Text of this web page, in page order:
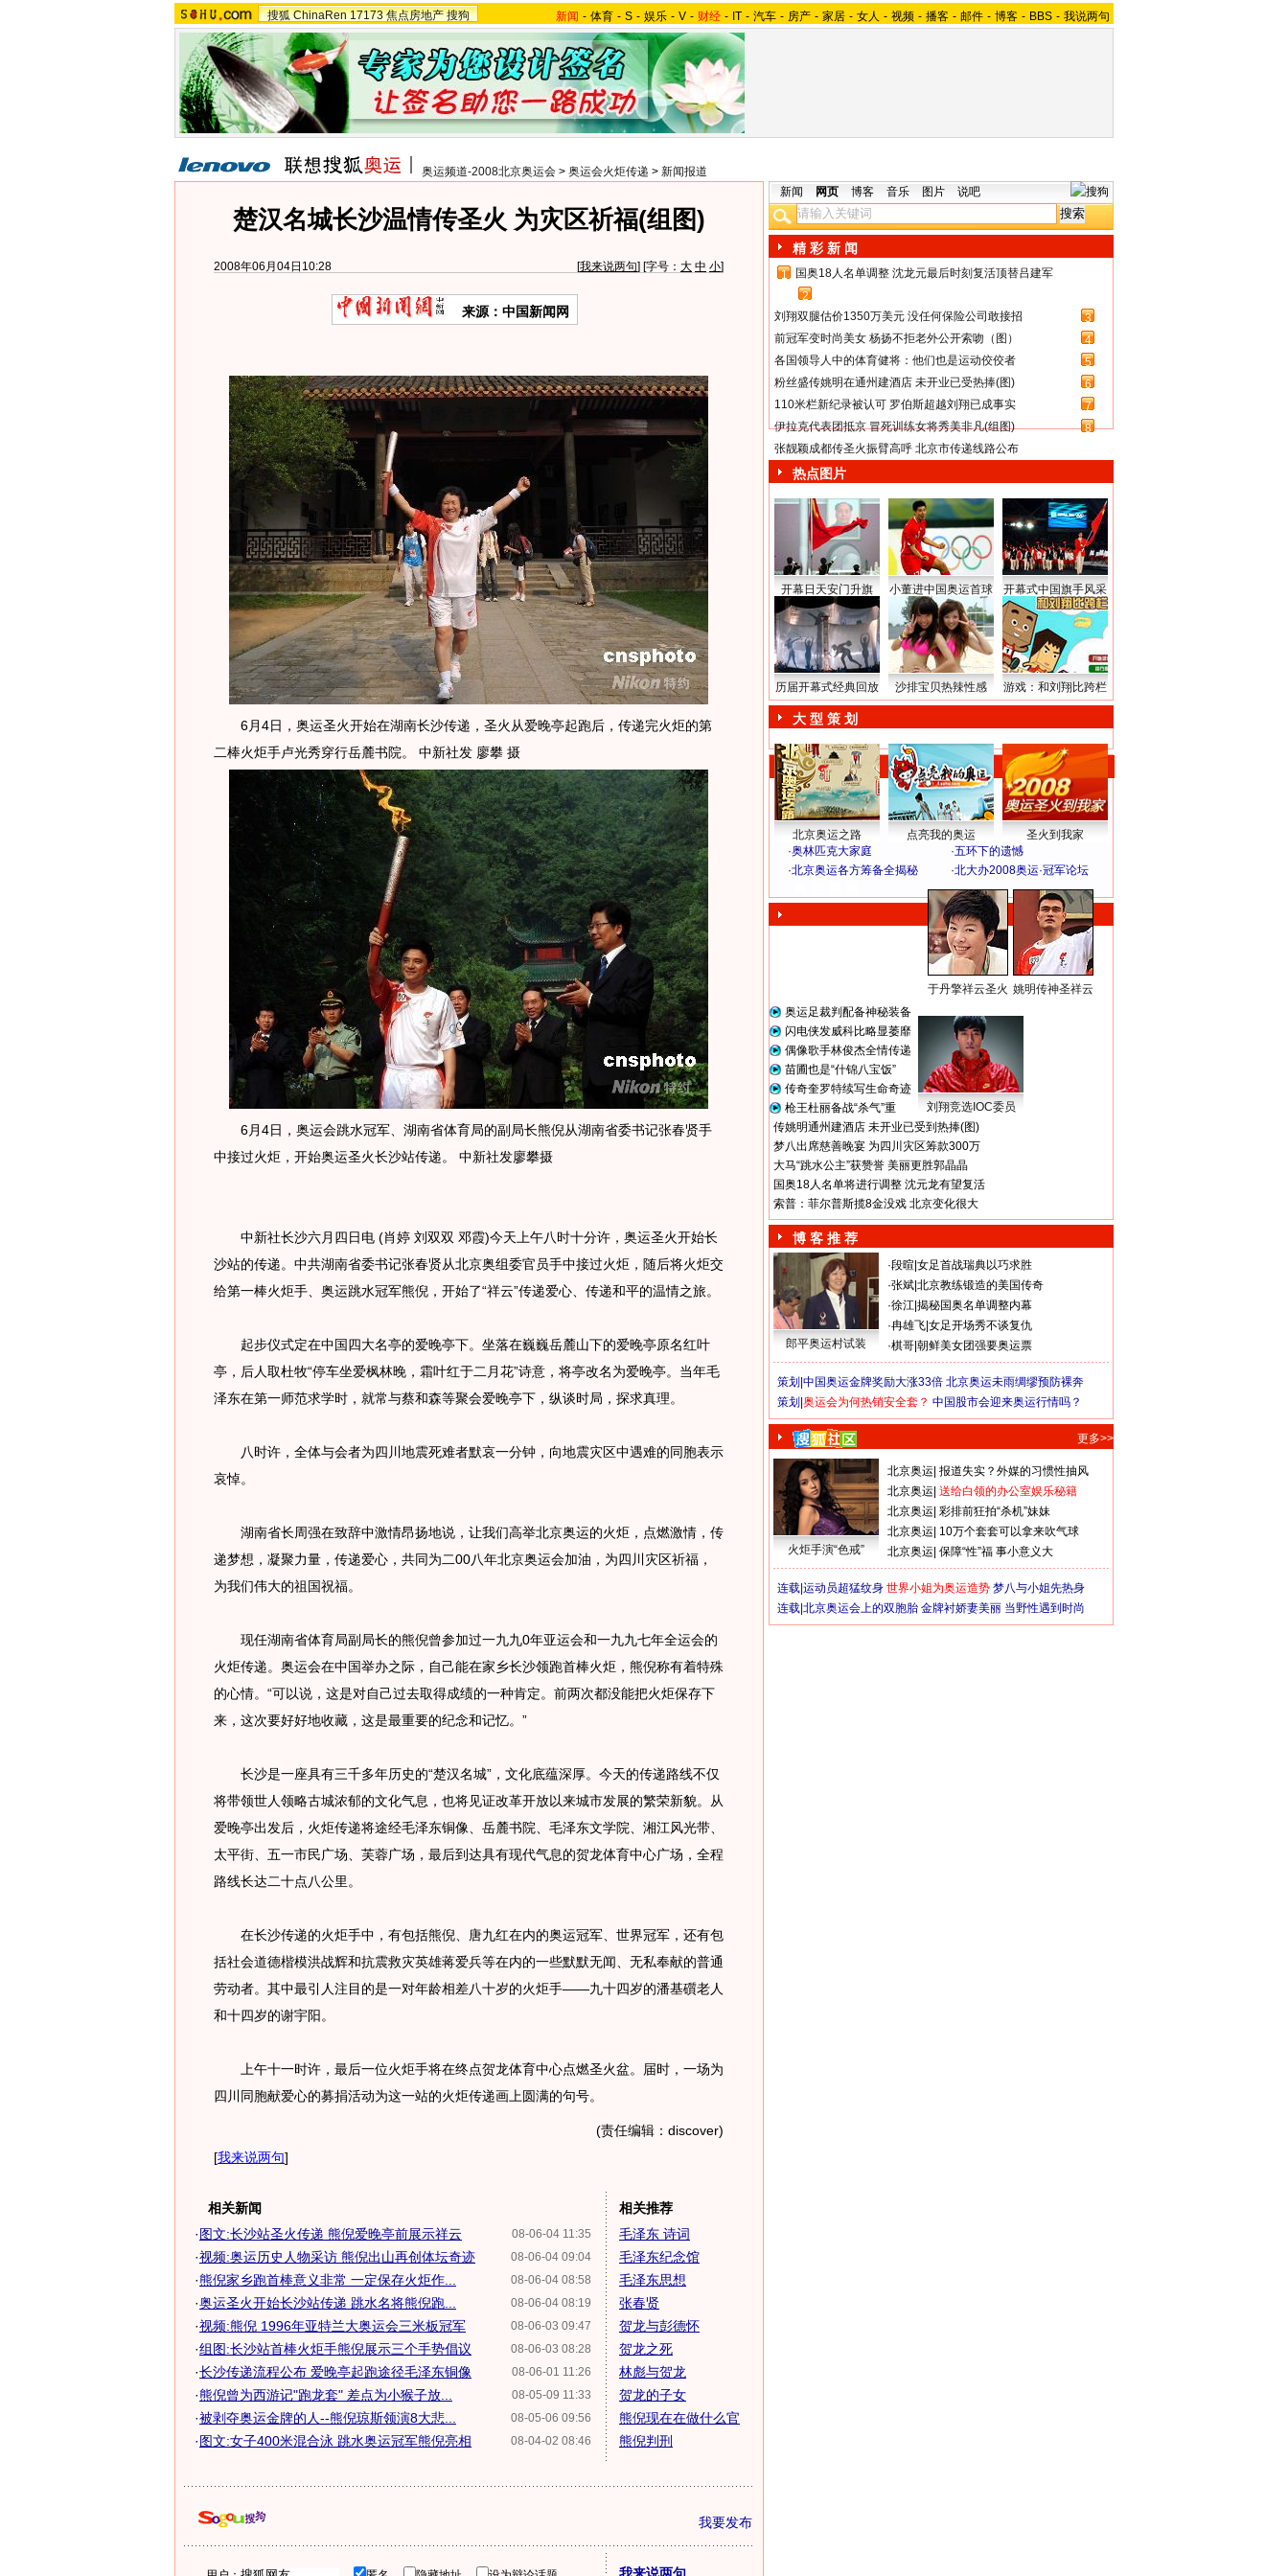
搜狐 ChinaRen 17173 焦点房地产 搜狗 新闻 - 体育 - S - 娱乐 - V - 财经 - IT - 汽车 - 房产 - 家居 - 女人 - 视频 - 播客 - 邮件 - 博客 - BBS - 我说两句
奥运频道-2008北京奥运会 > 奥运会火炬传递 > 新闻报道
楚汉名城长沙温情传圣火 为灾区祈福(组图)
2008年06月04日10:28 [我来说两句] [字号： 大 中 小]
来源：中国新闻网
6月4日，奥运圣火开始在湖南长沙传递，圣火从爱晚亭起跑后，传递完火炬的第
二棒火炬手卢光秀穿行岳麓书院。 中新社发 廖攀 摄
6月4日，奥运会跳水冠军、湖南省体育局的副局长熊倪从湖南省委书记张春贤手
中接过火炬，开始奥运圣火长沙站传递。 中新社发廖攀摄
中新社长沙六月四日电 (肖婷 刘双双 邓霞)今天上午八时十分许，奥运圣火开始长
沙站的传递。中共湖南省委书记张春贤从北京奥组委官员手中接过火炬，随后将火炬交
给第一棒火炬手、奥运跳水冠军熊倪，开始了“祥云”传递爱心、传递和平的温情之旅。
起步仪式定在中国四大名亭的爱晚亭下。 坐落在巍巍岳麓山下的爱晚亭原名红叶
亭，后人取杜牧“停车坐爱枫林晚，霜叶红于二月花”诗意，将亭改名为爱晚亭。当年毛
泽东在第一师范求学时，就常与蔡和森等聚会爱晚亭下，纵谈时局，探求真理。
八时许，全体与会者为四川地震死难者默哀一分钟，向地震灾区中遇难的同胞表示
哀悼。
湖南省长周强在致辞中激情昂扬地说，让我们高举北京奥运的火炬，点燃激情，传
递梦想，凝聚力量，传递爱心，共同为二00八年北京奥运会加油，为四川灾区祈福，
为我们伟大的祖国祝福。
现任湖南省体育局副局长的熊倪曾参加过一九九0年亚运会和一九九七年全运会的
火炬传递。奥运会在中国举办之际，自己能在家乡长沙领跑首棒火炬，熊倪称有着特殊
的心情。“可以说，这是对自己过去取得成绩的一种肯定。前两次都没能把火炬保存下
来，这次要好好地收藏，这是最重要的纪念和记忆。”
长沙是一座具有三千多年历史的“楚汉名城”，文化底蕴深厚。今天的传递路线不仅
将带领世人领略古城浓郁的文化气息，也将见证改革开放以来城市发展的繁荣新貌。从
爱晚亭出发后，火炬传递将途经毛泽东铜像、岳麓书院、毛泽东文学院、湘江风光带、
太平街、五一市民广场、芙蓉广场，最后到达具有现代气息的贺龙体育中心广场，全程
路线长达二十点八公里。
在长沙传递的火炬手中，有包括熊倪、唐九红在内的奥运冠军、世界冠军，还有包
括社会道德楷模洪战辉和抗震救灾英雄蒋爱兵等在内的一些默默无闻、无私奉献的普通
劳动者。其中最引人注目的是一对年龄相差八十岁的火炬手——九十四岁的潘基礩老人
和十四岁的谢宇阳。
上午十一时许，最后一位火炬手将在终点贺龙体育中心点燃圣火盆。届时，一场为
四川同胞献爱心的募捐活动为这一站的火炬传递画上圆满的句号。
(责任编辑：discover)
[我来说两句]
相关新闻
08-06-04 11:35
·图文:长沙站圣火传递 熊倪爱晚亭前展示祥云
08-06-04 09:04
·视频:奥运历史人物采访 熊倪出山再创体坛奇迹
08-06-04 08:58
·熊倪家乡跑首棒意义非常 一定保存火炬作...
08-06-04 08:19
·奥运圣火开始长沙站传递 跳水名将熊倪跑...
08-06-03 09:47
·视频:熊倪 1996年亚特兰大奥运会三米板冠军
08-06-03 08:28
·组图:长沙站首棒火炬手熊倪展示三个手势倡议
08-06-01 11:26
·长沙传递流程公布 爱晚亭起跑途径毛泽东铜像
08-05-09 11:33
·熊倪曾为西游记"跑龙套" 差点为小猴子放...
08-05-06 09:56
·被剥夺奥运金牌的人--熊倪琼斯领演8大悲...
08-04-02 08:46
·图文:女子400米混合泳 跳水奥运冠军熊倪亮相
相关推荐
毛泽东 诗词
毛泽东纪念馆
毛泽东思想
张春贤
贺龙与彭德怀
贺龙之死
林彪与贺龙
贺龙的子女
熊倪现在在做什么官
熊倪判刑
我要发布
新闻 网页 博客 音乐 图片 说吧
精 彩 新 闻
1
国奥18人名单调整 沈龙元最后时刻复活顶替吕建军
2
刘翔双腿估价1350万美元 没任何保险公司敢接招
3
前冠军变时尚美女 杨扬不拒老外公开索吻（图）
4
各国领导人中的体育健将：他们也是运动佼佼者
5
粉丝盛传姚明在通州建酒店 未开业已受热捧(图)
6
110米栏新纪录被认可 罗伯斯超越刘翔已成事实
7
伊拉克代表团抵京 冒死训练女将秀美非凡(组图)
8
张靓颖成都传圣火振臂高呼 北京市传递线路公布
热点图片
开幕日天安门升旗 小董进中国奥运首球 开幕式中国旗手风采
历届开幕式经典回放 沙排宝贝热辣性感 游戏：和刘翔比跨栏
大 型 策 划
北京奥运之路 点亮我的奥运
圣火到我家
·奥林匹克大家庭 ·五环下的遗憾
·北京奥运各方筹备全揭秘 ·北大办2008奥运·冠军论坛
于丹擎祥云圣火 姚明传神圣祥云
奥运足裁判配备神秘装备
闪电侠发威科比略显萎靡
偶像歌手林俊杰全情传递
苗圃也是“什锦八宝饭”
传奇奎罗特续写生命奇迹
枪王杜丽备战“杀气”重
刘翔竞选IOC委员
传姚明通州建酒店 未开业已受到热捧(图)
梦八出席慈善晚宴 为四川灾区筹款300万
大马“跳水公主”获赞誉 美丽更胜郭晶晶
国奥18人名单将进行调整 沈元龙有望复活
索普：菲尔普斯揽8金没戏 北京变化很大
博 客 推 荐
郎平奥运村试装
·段暄 女足首战瑞典以巧求胜
·张斌 北京教练锻造的美国传奇
·徐江 揭秘国奥名单调整内幕
·冉雄飞 女足开场秀不谈复仇
·棋哥 朝鲜美女团强要奥运票
策划| 中国奥运金牌奖励大涨33倍 北京奥运未雨绸缪预防裸奔
策划| 奥运会为何热销安全套？ 中国股市会迎来奥运行情吗？
更多>>
火炬手演“色戒”
北京奥运 报道失实？外媒的习惯性抽风
北京奥运 送给白领的办公室娱乐秘籍
北京奥运 彩排前狂拍“杀机”妹妹
北京奥运 10万个套套可以拿来吹气球
北京奥运 保障“性”福 事小意义大
连载| 运动员超猛纹身 世界小姐为奥运造势 梦八与小姐先热身
连载| 北京奥运会上的双胞胎 金牌衬娇妻美丽 当野性遇到时尚